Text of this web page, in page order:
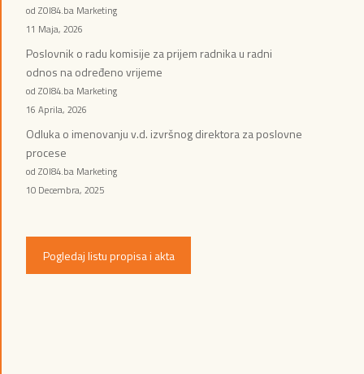
od ZOI84.ba Marketing
11 Maja, 2026
Poslovnik o radu komisije za prijem radnika u radni
odnos na određeno vrijeme
od ZOI84.ba Marketing
16 Aprila, 2026
Odluka o imenovanju v.d. izvršnog direktora za poslovne
procese
od ZOI84.ba Marketing
10 Decembra, 2025
Pogledaj listu propisa i akta